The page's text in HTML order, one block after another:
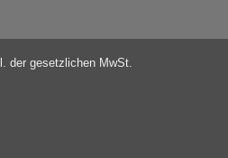
der gesetzlichen MwSt.